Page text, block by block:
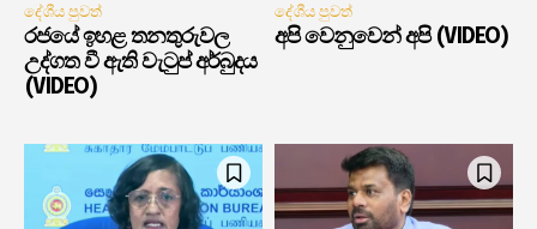
දේශීය පුවත්
රජයේ ඉහළ තනතුරුවල
උද්ගත වී ඇති වැටුප් අර්බුදය
(VIDEO)
දේශීය පුවත්
අපි වෙනුවෙන් අපි (VIDEO)